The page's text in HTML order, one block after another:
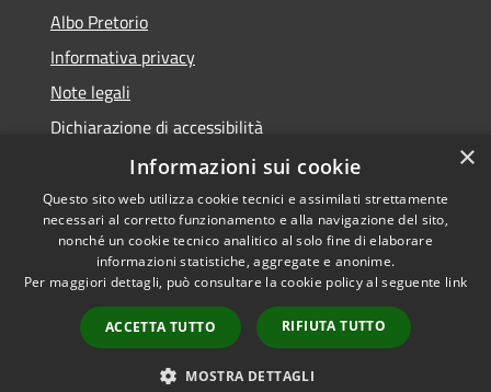
Albo Pretorio
Informativa privacy
Note legali
Dichiarazione di accessibilità
Accessibilità
Privacy
Mappa del sito
Copyright © 2026 • Comune di
Spinadesco • Powered by
Municipium•Accesso
redazione
×
Informazioni sui cookie
Questo sito web utilizza cookie tecnici e assimilati strettamente
necessari al corretto funzionamento e alla navigazione del sito,
nonché un cookie tecnico analitico al solo fine di elaborare
informazioni statistiche, aggregate e anonime.
Per maggiori dettagli, può consultare la cookie policy al seguente link
ACCETTA TUTTO RIFIUTA TUTTO
MOSTRA DETTAGLI